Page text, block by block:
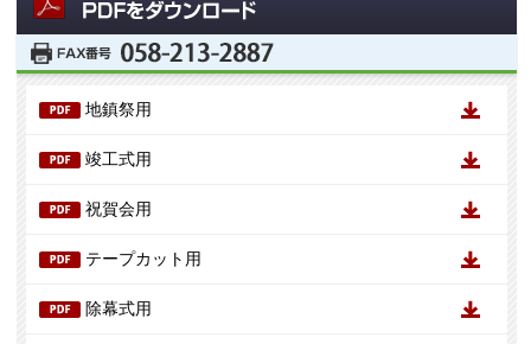
地鎮祭用
竣工式用
祝賀会用
テープカット用
除幕式用